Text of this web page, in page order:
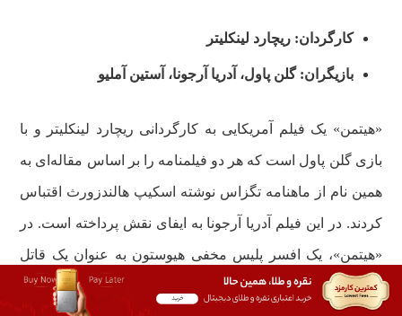
کارگردان: ریچارد لینکلیتر
بازیگران: گلن پاول، آدریا آرجونا، آستین آملیو
«هیتمن» یک فیلم آمریکایی به کارگردانی ریچارد لینکلیتر و با
بازی گلن پاول است که هر دو فیلمنامه را بر اساس مقاله‌ای به
همین نام از ماهنامه تگزاس نوشته اسکیپ هالندزورث اقتباس
کردند. در این فیلم آدریا آرجونا به ایفای نقش پرداخته است. در
«هیتمن»، یک افسر پلیس مخفی هیوستون به عنوان یک قاتل
وارد عملیات می‌شود تا زمانی که تلاش می‌کند یک زن که به